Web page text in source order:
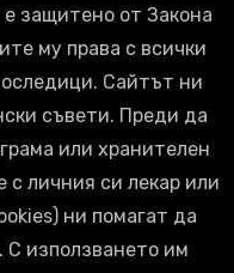
защитено от Закона
му права с всички
Сайтът ни
съвети. Преди да
или хранителен
с личния си лекар или
ни помагат да
С използването им